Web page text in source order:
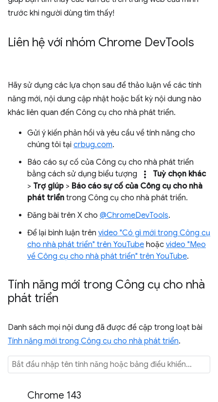
trước khi người dùng tìm thấy!
Liên hệ với nhóm Chrome DevTools
Hãy sử dụng các lựa chọn sau để thảo luận về các tính
năng mới, nội dung cập nhật hoặc bất kỳ nội dung nào
khác liên quan đến Công cụ cho nhà phát triển.
Gửi ý kiến phản hồi và yêu cầu về tính năng cho
chúng tôi tại crbug.com.
Báo cáo sự cố của Công cụ cho nhà phát triển
bằng cách sử dụng biểu tượng
more_vert
Tuỳ chọn khác
> Trợ giúp > Báo cáo sự cố của Công cụ cho nhà
phát triển trong Công cụ cho nhà phát triển.
Đăng bài trên X cho @ChromeDevTools.
Để lại bình luận trên video "Có gì mới trong Công cụ
cho nhà phát triển" trên YouTube hoặc video "Mẹo
về Công cụ cho nhà phát triển" trên YouTube.
Tính năng mới trong Công cụ cho nhà
phát triển
Danh sách mọi nội dung đã được đề cập trong loạt bài
Tính năng mới trong Công cụ cho nhà phát triển.
Chrome 143